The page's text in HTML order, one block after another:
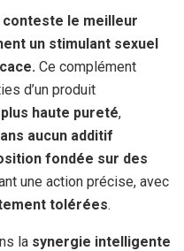
le meilleur
un stimulant sexuel
Ce complément
d’un produit
haute pureté,
aucun additif
fondée sur des
une action précise, avec
tolérées.
la synergie intelligente